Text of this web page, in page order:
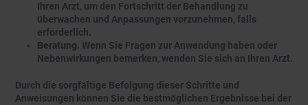
Ihren Arzt, um den Fortschritt der Behandlung zu
überwachen und Anpassungen vorzunehmen, falls
erforderlich.
Beratung. Wenn Sie Fragen zur Anwendung haben oder
Nebenwirkungen bemerken, wenden Sie sich an Ihren Arzt.
Durch die sorgfältige Befolgung dieser Schritte und
Anweisungen können Sie die bestmöglichen Ergebnisse bei der